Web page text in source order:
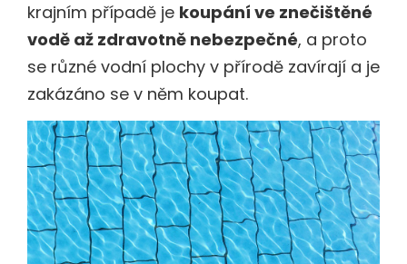
krajním případě je koupání ve znečištěné
vodě až zdravotně nebezpečné, a proto
se různé vodní plochy v přírodě zavírají a je
zakázáno se v něm koupat.